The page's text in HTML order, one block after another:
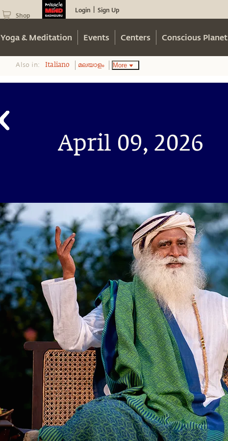
Shop
Login Sign Up
Yoga & Meditation Events Centers Conscious Planet
Also in: Italiano മലയാളം More
April 09, 2026